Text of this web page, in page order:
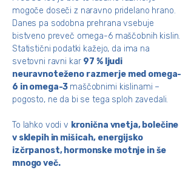
mogoče doseči z naravno pridelano hrano.
Danes pa sodobna prehrana vsebuje
bistveno preveč omega-6 maščobnih kislin.
Statistični podatki kažejo, da ima na
svetovni ravni kar 97 % ljudi
neuravnoteženo razmerje med omega-
6 in omega-3 maščobnimi kislinami –
pogosto, ne da bi se tega sploh zavedali.
To lahko vodi v kronična vnetja, bolečine
v sklepih in mišicah, energijsko
izčrpanost, hormonske motnje in še
mnogo več.